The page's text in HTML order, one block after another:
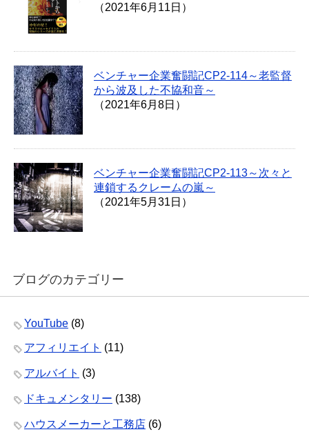
（2021年6月11日）
ベンチャー企業奮闘記CP2-114～老監督
から波及した不協和音～
（2021年6月8日）
ベンチャー企業奮闘記CP2-113～次々と
連鎖するクレームの嵐～
（2021年5月31日）
ブログのカテゴリー
YouTube (8)
アフィリエイト (11)
アルバイト (3)
ドキュメンタリー (138)
ハウスメーカーと工務店 (6)